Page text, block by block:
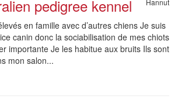
pedigree kennel Hannut
en famille avec d’autres chiens Je suis
canin donc la sociabilisation de mes chiots
importante Je les habitue aux bruits Ils sont
mon salon...